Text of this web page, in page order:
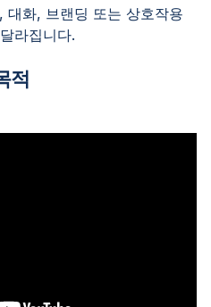
화, 브랜딩 또는 상호작용
라집니다.
적